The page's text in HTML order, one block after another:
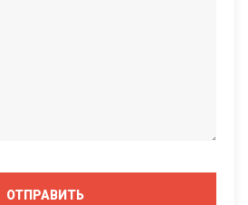
ОТПРАВИТЬ